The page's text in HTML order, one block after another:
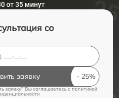
от 35 минут
со
заявку
заявку" Вы соглашаетесь c политикой